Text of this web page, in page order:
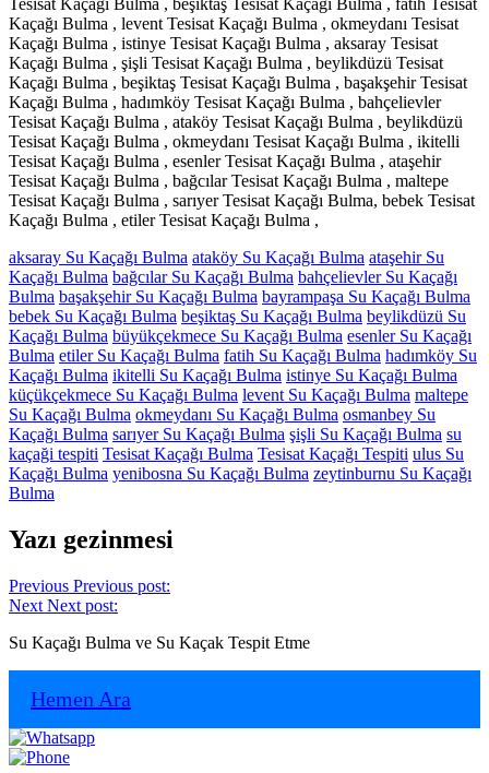
Tesisat Kaçağı Bulma , beşiktaş Tesisat Kaçağı Bulma , fatih Tesisat
Kaçağı Bulma , levent Tesisat Kaçağı Bulma , okmeydanı Tesisat
Kaçağı Bulma , istinye Tesisat Kaçağı Bulma , aksaray Tesisat
Kaçağı Bulma , şişli Tesisat Kaçağı Bulma , beylikdüzü Tesisat
Kaçağı Bulma , beşiktaş Tesisat Kaçağı Bulma , başakşehir Tesisat
Kaçağı Bulma , hadımköy Tesisat Kaçağı Bulma , bahçelievler
Tesisat Kaçağı Bulma , ataköy Tesisat Kaçağı Bulma , beylikdüzü
Tesisat Kaçağı Bulma , okmeydanı Tesisat Kaçağı Bulma , ikitelli
Tesisat Kaçağı Bulma , esenler Tesisat Kaçağı Bulma , ataşehir
Tesisat Kaçağı Bulma , bağcılar Tesisat Kaçağı Bulma , maltepe
Tesisat Kaçağı Bulma , sarıyer Tesisat Kaçağı Bulma, bebek Tesisat
Kaçağı Bulma , etiler Tesisat Kaçağı Bulma ,
aksaray Su Kaçağı Bulma ataköy Su Kaçağı Bulma ataşehir Su
Kaçağı Bulma bağcılar Su Kaçağı Bulma bahçelievler Su Kaçağı
Bulma başakşehir Su Kaçağı Bulma bayrampaşa Su Kaçağı Bulma
bebek Su Kaçağı Bulma beşiktaş Su Kaçağı Bulma beylikdüzü Su
Kaçağı Bulma büyükçekmece Su Kaçağı Bulma esenler Su Kaçağı
Bulma etiler Su Kaçağı Bulma fatih Su Kaçağı Bulma hadımköy Su
Kaçağı Bulma ikitelli Su Kaçağı Bulma istinye Su Kaçağı Bulma
küçükçekmece Su Kaçağı Bulma levent Su Kaçağı Bulma maltepe
Su Kaçağı Bulma okmeydanı Su Kaçağı Bulma osmanbey Su
Kaçağı Bulma sarıyer Su Kaçağı Bulma şişli Su Kaçağı Bulma su
kaçaği tespiti Tesisat Kaçağı Bulma Tesisat Kaçağı Tespiti ulus Su
Kaçağı Bulma yenibosna Su Kaçağı Bulma zeytinburnu Su Kaçağı
Bulma
Yazı gezinmesi
Previous Previous post:
Next Next post:
Su Kaçağı Bulma ve Su Kaçak Tespit Etme
Hemen Ara